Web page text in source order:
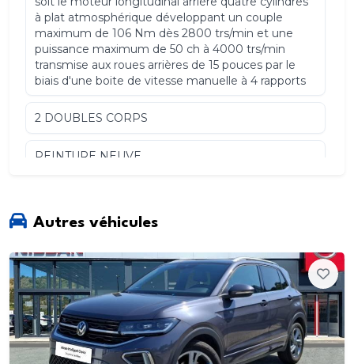
à plat atmosphérique développant un couple
maximum de 106 Nm dès 2800 trs/min et une
puissance maximum de 50 ch à 4000 trs/min
transmise aux roues arrières de 15 pouces par le
biais d'une boite de vitesse manuelle à 4 rapports
2 DOUBLES CORPS
PEINTURE NEUVE
Véhicule sans corrosion
LIVRAISON A DOMICILE POSSIBLE
VEHICULE BLACK PLATES CALIFORNIE(
MEILLEURE PROVENANCE POSSIBLE POUR
UN VEHICULE DE COLLECTION)
Autres véhicules